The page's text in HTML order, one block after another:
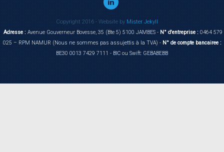
Copyright 2016 - Website byMister Jekyll
Adresse :Avenue Gouverneur Bovesse, 35 (Bte 5) 5100 JAMBES -N° d'entreprise :0464 579
025 – RPM NAMUR (Nous ne sommes pas assujettis à la TVA) -N° de compte bancairee :
BE30 0013 7429 7111 - BIC ou Swift: GEBABEBB